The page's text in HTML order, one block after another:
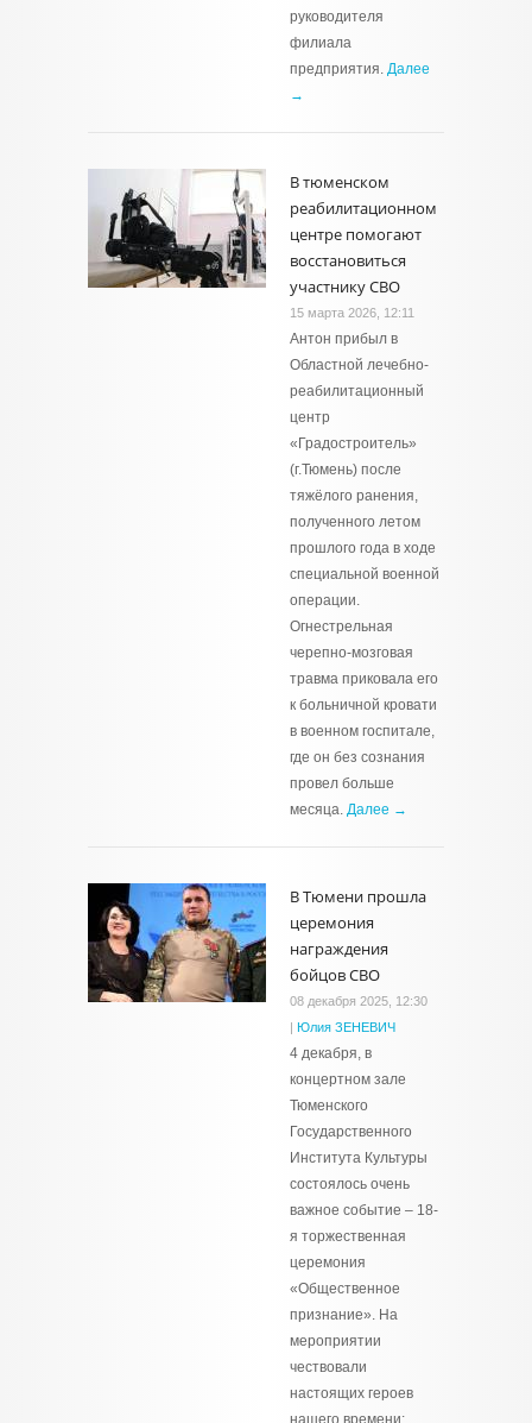
руководителя
филиала
предприятия. Далее
→
В тюменском
реабилитационном
центре помогают
восстановиться
участнику СВО
15 марта 2026, 12:11
Антон прибыл в
Областной лечебно-
реабилитационный
центр
«Градостроитель»
(г.Тюмень) после
тяжёлого ранения,
полученного летом
прошлого года в ходе
специальной военной
операции.
Огнестрельная
черепно-мозговая
травма приковала его
к больничной кровати
в военном госпитале,
где он без сознания
провел больше
месяца. Далее →
В Тюмени прошла
церемония
награждения
бойцов СВО
08 декабря 2025, 12:30
| Юлия ЗЕНЕВИЧ
4 декабря, в
концертном зале
Тюменского
Государственного
Института Культуры
состоялось очень
важное событие – 18-
я торжественная
церемония
«Общественное
признание». На
мероприятии
чествовали
настоящих героев
нашего времени: